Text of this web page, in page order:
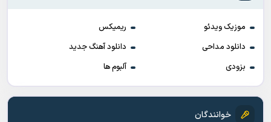
موزیک ویدئو
ریمیکس
دانلود مداحی
دانلود آهنگ جدید
بزودی
آلبوم ها
خوانندگان